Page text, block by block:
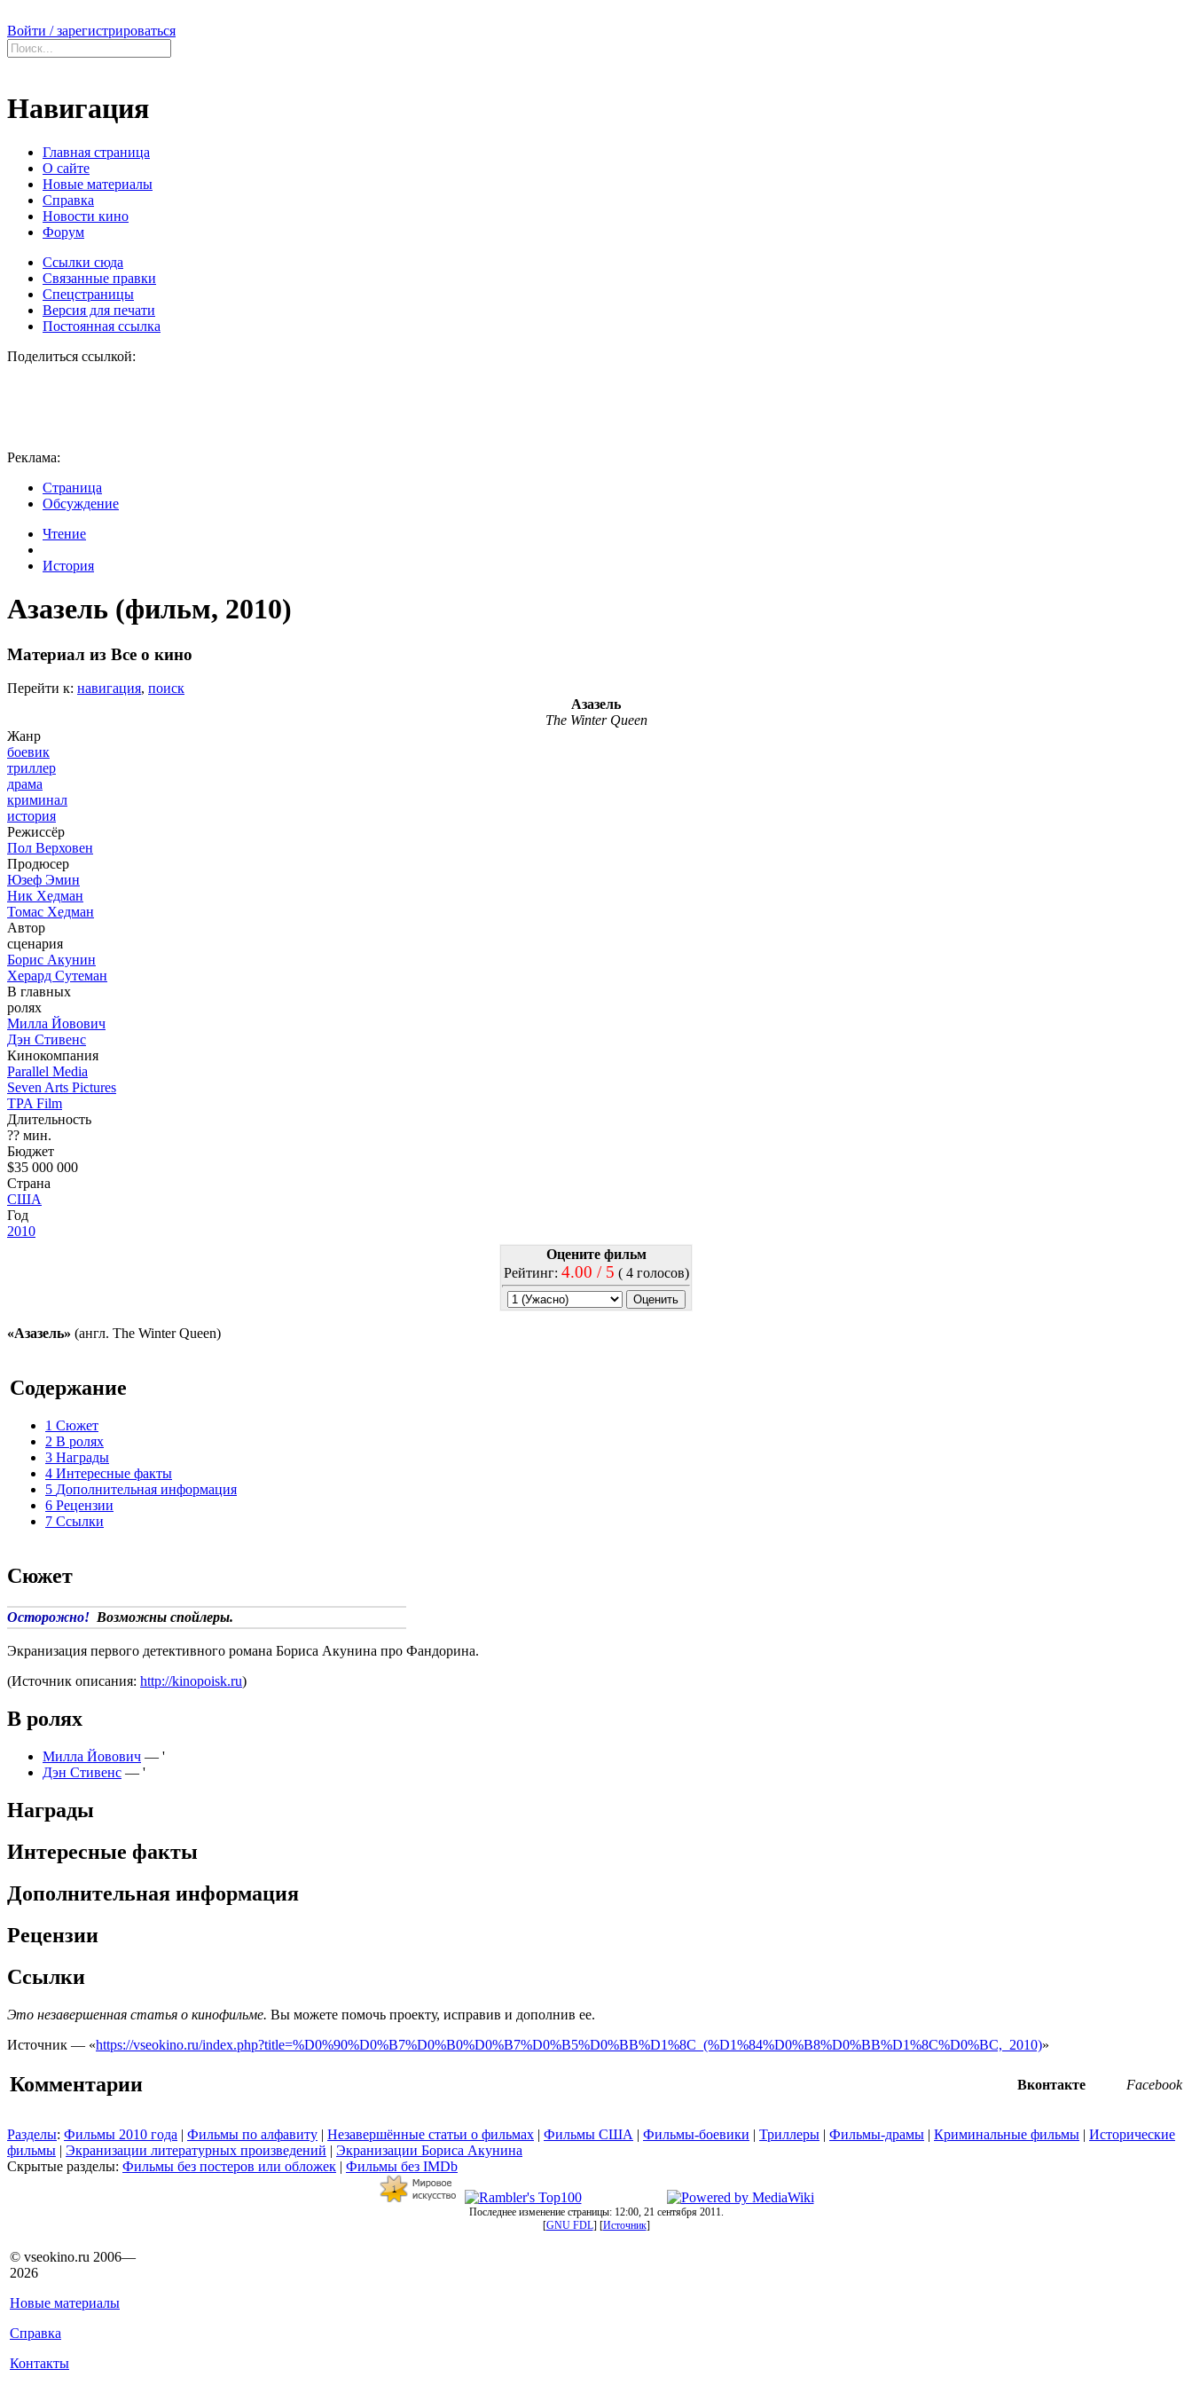
Войти / зарегистрироваться
Навигация
Главная страница
О сайте
Новые материалы
Справка
Новости кино
Форум
Ссылки сюда
Связанные правки
Спецстраницы
Версия для печати
Постоянная ссылка
Поделиться ссылкой:
Реклама:
Страница
Обсуждение
Чтение
История
Азазель (фильм, 2010)
Материал из Все о кино
Перейти к: навигация, поиск
Азазель
The Winter Queen
Жанр
боевик
триллер
драма
криминал
история
Режиссёр
Пол Верховен
Продюсер
Юзеф Эмин
Ник Хедман
Томас Хедман
Автор
сценария
Борис Акунин
Херард Сутеман
В главных
ролях
Милла Йовович
Дэн Стивенс
Кинокомпания
Parallel Media
Seven Arts Pictures
TPA Film
Длительность
?? мин.
Бюджет
$35 000 000
Страна
США
Год
2010
Оцените фильм
Рейтинг: 4.00 / 5 ( 4 голосов)
«Азазель» (англ. The Winter Queen)
Содержание
1 Сюжет
2 В ролях
3 Награды
4 Интересные факты
5 Дополнительная информация
6 Рецензии
7 Ссылки
Сюжет
Осторожно! Возможны спойлеры.
Экранизация первого детективного романа Бориса Акунина про Фандорина.
(Источник описания: http://kinopoisk.ru)
В ролях
Милла Йовович — '
Дэн Стивенс — '
Награды
Интересные факты
Дополнительная информация
Рецензии
Ссылки
Это незавершенная статья о кинофильме. Вы можете помочь проекту, исправив и дополнив ее.
Источник — «https://vseokino.ru/index.php?title=%D0%90%D0%B7%D0%B0%D0%B7%D0%B5%D0%BB%D1%8C_(%D1%84%D0%B8%D0%BB%D1%8C%D0%BC,_2010)»
Комментарии Вконтакте Facebook
Разделы: Фильмы 2010 года | Фильмы по алфавиту | Незавершённые статьи о фильмах | Фильмы США | Фильмы-боевики | Триллеры | Фильмы-драмы | Криминальные фильмы | Исторические
фильмы | Экранизации литературных произведений | Экранизации Бориса Акунина
Скрытые разделы: Фильмы без постеров или обложек | Фильмы без IMDb
Последнее изменение страницы: 12:00, 21 сентября 2011.
[GNU FDL] [Источник]
© vseokino.ru 2006—
2026
Новые материалы
Справка
Контакты